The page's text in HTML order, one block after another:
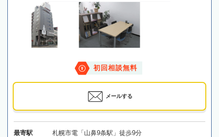
初回相談無料
メールする
最寄駅 札幌市電「山鼻9条駅」徒歩9分